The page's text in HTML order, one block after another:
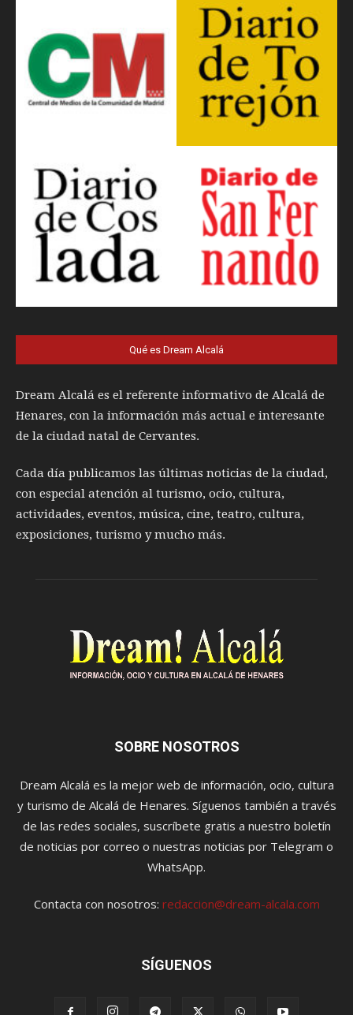
Qué es Dream Alcalá
Dream Alcalá es el referente informativo de Alcalá de
Henares, con la información más actual e interesante
de la ciudad natal de Cervantes.
Cada día publicamos las últimas noticias de la ciudad,
con especial atención al turismo, ocio, cultura,
actividades, eventos, música, cine, teatro, cultura,
exposiciones, turismo y mucho más.
SOBRE NOSOTROS
Dream Alcalá es la mejor web de información, ocio, cultura
y turismo de Alcalá de Henares. Síguenos también a través
de las redes sociales, suscríbete gratis a nuestro boletín
de noticias por correo o nuestras noticias por Telegram o
WhatsApp.
Contacta con nosotros: redaccion@dream-alcala.com
SÍGUENOS